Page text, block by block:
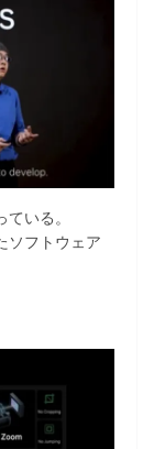
いる。
ソフトウェア